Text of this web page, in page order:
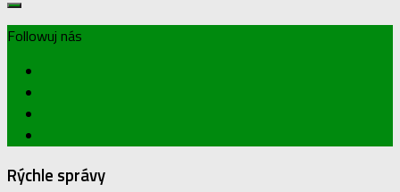
Followuj nás
Rýchle správy